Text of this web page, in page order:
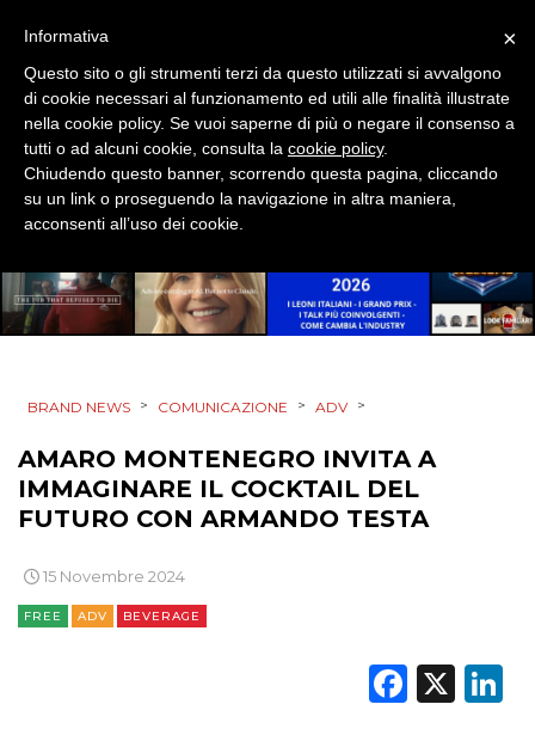
RICERCHE
PREVISIONI/SCENARI
NORMATIVE
CASE HISTORY
BRAND NEWS > COMUNICAZIONE > ADV >
AMARO MONTENEGRO INVITA A
IMMAGINARE IL COCKTAIL DEL
FUTURO CON ARMANDO TESTA
15 Novembre 2024
FREE ADV BEVERAGE
X
×
Informativa
Questo sito o gli strumenti terzi da questo utilizzati si avvalgono
di cookie necessari al funzionamento ed utili alle finalità illustrate
nella cookie policy. Se vuoi saperne di più o negare il consenso a
tutti o ad alcuni cookie, consulta la cookie policy.
Chiudendo questo banner, scorrendo questa pagina, cliccando
su un link o proseguendo la navigazione in altra maniera,
acconsenti all’uso dei cookie.